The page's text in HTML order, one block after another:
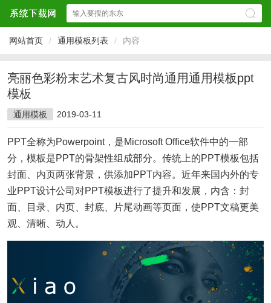
网站首页 / 通用模板列表 / 内容
亮丽色彩粉末艺术复古风时尚通用通用模板ppt
模板
通用模板 2019-03-11
PPT全称为Powerpoint，是Microsoft Office软件中的一部
分，模板是PPT的骨架性组成部分。传统上的PPT模板包括
封面、内页两张背景，供添加PPT内容。近年来国内外的专
业PPT设计公司对PPT模板进行了提升和发展，内含：封
面、目录、内页、封底、片尾动画等页面，使PPT文稿更美
观、清晰、动人。